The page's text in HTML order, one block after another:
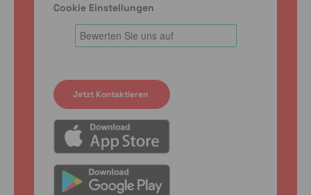
Cookie Einstellungen
Jetzt Kontaktieren